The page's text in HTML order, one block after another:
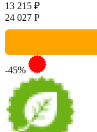
13 215 ₽
24 027 Р
-45%